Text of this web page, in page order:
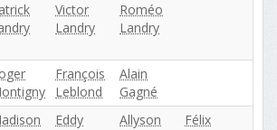
Victor
Landry
Roméo
Landry
François
Leblond
Alain
Gagné
Eddy
Allyson
Félix